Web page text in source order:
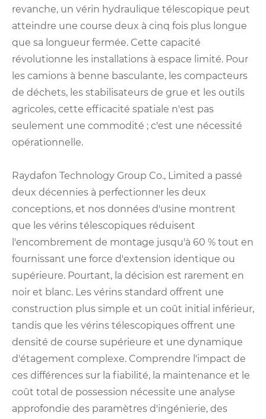
revanche, un vérin hydraulique télescopique peut
atteindre une course deux à cinq fois plus longue
que sa longueur fermée. Cette capacité
révolutionne les installations à espace limité. Pour
les camions à benne basculante, les compacteurs
de déchets, les stabilisateurs de grue et les outils
agricoles, cette efficacité spatiale n'est pas
seulement une commodité ; c'est une nécessité
opérationnelle.
Raydafon Technology Group Co., Limited a passé
deux décennies à perfectionner les deux
conceptions, et nos données d'usine montrent
que les vérins télescopiques réduisent
l'encombrement de montage jusqu'à 60 % tout en
fournissant une force d'extension identique ou
supérieure. Pourtant, la décision est rarement en
noir et blanc. Les vérins standard offrent une
construction plus simple et un coût initial inférieur,
tandis que les vérins télescopiques offrent une
densité de course supérieure et une dynamique
d'étagement complexe. Comprendre l'impact de
ces différences sur la fiabilité, la maintenance et le
coût total de possession nécessite une analyse
approfondie des paramètres d'ingénierie, des